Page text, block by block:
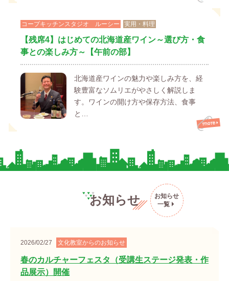
コープキッチンスタジオ ルーシー 実用・料理
【残席4】はじめての北海道産ワイン～選び方・食
事との楽しみ方～【午前の部】
北海道産ワインの魅力や楽しみ方を、経
験豊富なソムリエがやさしく解説しま
す。ワインの開け方や保存方法、食事
と…
お知らせ
お知らせ
一覧
2026/02/27 文化教室からのお知らせ
春のカルチャーフェスタ（受講生ステージ発表・作
品展示）開催